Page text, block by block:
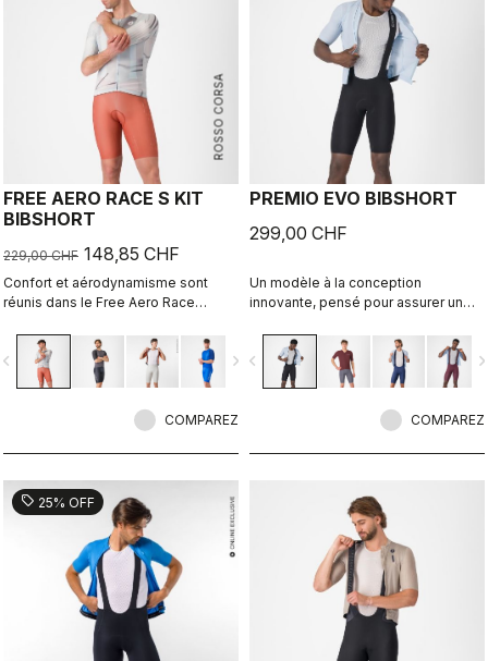
ROSSO CORSA
FREE AERO RACE S KIT
BIBSHORT
229,00 CHF 148,85 CHF
Confort et aérodynamisme sont
réunis dans le Free Aero Race
confortable à ce jour.
navigate_next
COMPAREZ
PREMIO EVO BIBSHORT
299,00 CHF
Un modèle à la conception
innovante, pensé pour assurer un
distances, ainsi que d’excellentes
propriétés de maintien, de vitesse
et de durabilité.
navigate_before
COMPAREZ
sell 25% OFF